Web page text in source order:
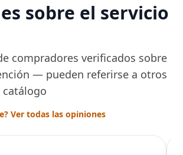
sobre el servicio
compradores verificados sobre
— pueden referirse a otros
Ver todas las opiniones